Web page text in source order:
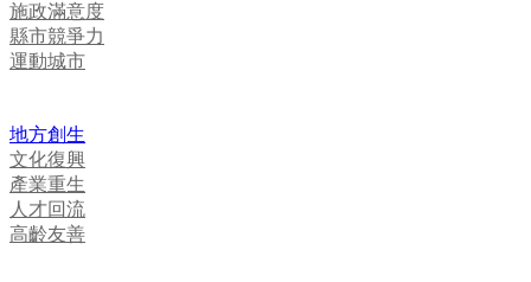
施政滿意度
縣市競爭力
運動城市
地方創生
文化復興
產業重生
人才回流
高齡友善